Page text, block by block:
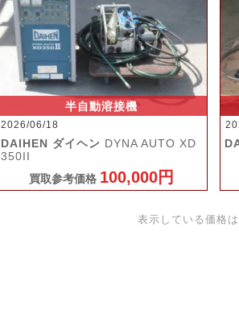
半自動溶接機
2026/06/18
DAIHEN ダイヘン DYNA AUTO XD
350II
買取参考価格 100,000円
表示している価格